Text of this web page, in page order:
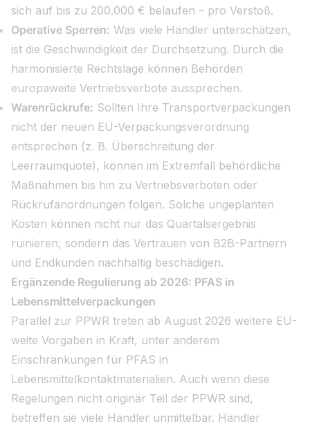
sich auf bis zu 200.000 € belaufen – pro Verstoß.
Operative Sperren: Was viele Händler unterschätzen,
ist die Geschwindigkeit der Durchsetzung. Durch die
harmonisierte Rechtslage können Behörden
europaweite Vertriebsverbote aussprechen.
Warenrückrufe: Sollten Ihre Transportverpackungen
nicht der neuen EU-Verpackungsverordnung
entsprechen (z. B. Überschreitung der
Leerraumquote), können im Extremfall behördliche
Maßnahmen bis hin zu Vertriebsverboten oder
Rückrufanordnungen folgen. Solche ungeplanten
Kosten können nicht nur das Quartalsergebnis
ruinieren, sondern das Vertrauen von B2B-Partnern
und Endkunden nachhaltig beschädigen.
Ergänzende Regulierung ab 2026: PFAS in
Lebensmittelverpackungen
Parallel zur PPWR treten ab August 2026 weitere EU-
weite Vorgaben in Kraft, unter anderem
Einschränkungen für PFAS in
Lebensmittelkontaktmaterialien. Auch wenn diese
Regelungen nicht originär Teil der PPWR sind,
betreffen sie viele Händler unmittelbar. Händler